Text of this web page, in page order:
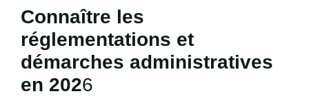
Connaître les
réglementations et
démarches administratives
en 2026